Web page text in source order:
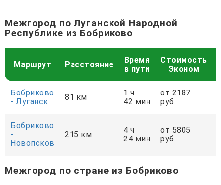
Межгород по Луганской Народной
Республике из Бобриково
Маршрут Расстояние
Время
в пути
Стоимость
Эконом
Бобриково
- Луганск
81 км
1 ч
42 мин
от 2187
руб.
Бобриково
-
Новопсков
215 км
4 ч
24 мин
от 5805
руб.
Межгород по стране из Бобриково